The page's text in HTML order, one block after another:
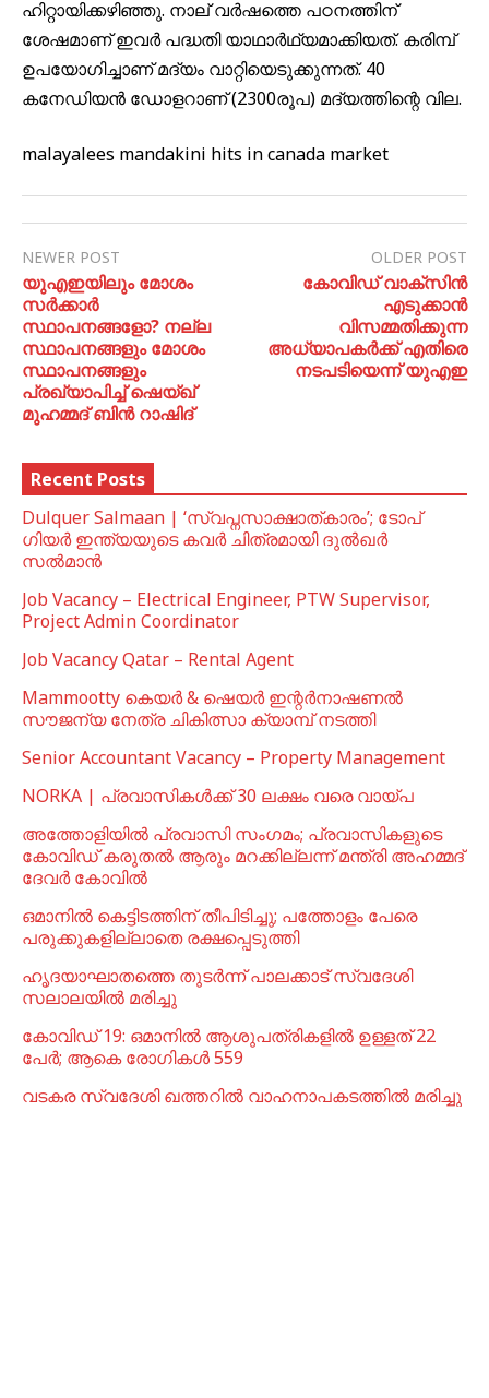
ഹിറ്റായിക്കഴിഞ്ഞു. നാല് വര്‍ഷത്തെ പഠനത്തിന്
ശേഷമാണ് ഇവര്‍ പദ്ധതി യാഥാര്‍ഥ്യമാക്കിയത്. കരിമ്പ്
ഉപയോഗിച്ചാണ് മദ്യം വാറ്റിയെടുക്കുന്നത്. 40
കനേഡിയന്‍ ഡോളറാണ് (2300രൂപ) മദ്യത്തിന്റെ വില.
malayalees mandakini hits in canada market
NEWER POST
യുഎഇയിലും മോശം
സർക്കാർ
സ്ഥാപനങ്ങളോ? നല്ല
സ്ഥാപനങ്ങളും മോശം
സ്ഥാപനങ്ങളും
പ്രഖ്യാപിച്ച് ഷെയ്ഖ്
മുഹമ്മദ് ബിന്‍ റാഷിദ്
OLDER POST
കോവിഡ് വാക്സിൻ
എടുക്കാൻ
വിസമ്മതിക്കുന്ന
അധ്യാപകർക്ക് എതിരെ
നടപടിയെന്ന് യുഎഇ
Recent Posts
Dulquer Salmaan | ‘സ്വപ്നസാക്ഷാത്കാരം’; ടോപ്
ഗിയർ ഇന്ത്യയുടെ കവർ ചിത്രമായി ദുൽഖർ
സൽമാൻ
Job Vacancy – Electrical Engineer, PTW Supervisor,
Project Admin Coordinator
Job Vacancy Qatar – Rental Agent
Mammootty കെയർ & ഷെയർ ഇന്റർനാഷണൽ
സൗജന്യ നേത്ര ചികിത്സാ ക്യാമ്പ് നടത്തി
Senior Accountant Vacancy – Property Management
NORKA | പ്രവാസികള്‍ക്ക് 30 ലക്ഷം വരെ വായ്പ
അത്തോളിയിൽ പ്രവാസി സംഗമം; പ്രവാസികളുടെ
കോവിഡ് കരുതൽ ആരും മറക്കില്ലന്ന് മന്ത്രി അഹമ്മദ്
ദേവർ കോവിൽ
ഒമാനില്‍ കെട്ടിടത്തിന് തീപിടിച്ചു; പത്തോളം പേരെ
പരുക്കുകളില്ലാതെ രക്ഷപ്പെടുത്തി
ഹൃദയാഘാതത്തെ തുടർന്ന് പാലക്കാട് സ്വദേശി
സലാലയിൽ മരിച്ചു
കോവിഡ് 19: ഒമാനിൽ ആശുപത്രികളിൽ ഉള്ളത് 22
പേര്‍; ആകെ രോഗികൾ 559
വടകര സ്വദേശി ഖത്തറിൽ വാഹനാപകടത്തിൽ മരിച്ചു